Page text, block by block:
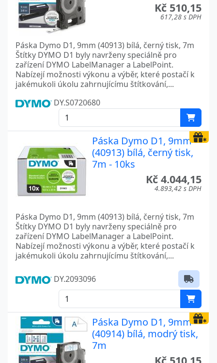
Kč 510,15
617,28 s DPH
Páska Dymo D1, 9mm (40913) bílá, černý tisk, 7m
Štítky DYMO D1 byly navrženy speciálně pro
zařízení DYMO LabelManager a LabelPoint.
Nabízejí možnosti výkonu a výběr, které postačí k
jakémukoli úkolu zahrnujícímu štítkování,...
DY.S0720680
Páska Dymo D1, 9mm
(40913) bílá, černý tisk,
7m - 10ks
Kč 4.044,15
4.893,42 s DPH
Páska Dymo D1, 9mm (40913) bílá, černý tisk, 7m
Štítky DYMO D1 byly navrženy speciálně pro
zařízení DYMO LabelManager a LabelPoint.
Nabízejí možnosti výkonu a výběr, které postačí k
jakémukoli úkolu zahrnujícímu štítkování,...
DY.2093096
Páska Dymo D1, 9mm
(40914) bílá, modrý tisk,
7m